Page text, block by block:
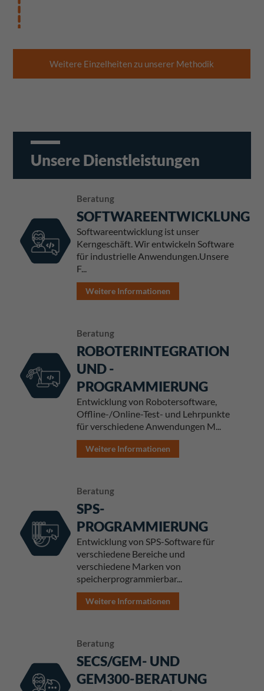
Weitere Einzelheiten zu unserer Methodik
Unsere Dienstleistungen
Beratung
SOFTWAREENTWICKLUNG
Softwareentwicklung ist unser
Kerngeschäft. Wir entwickeln Software
für industrielle Anwendungen.Unsere
F...
Weitere Informationen
Beratung
ROBOTERINTEGRATION
UND -
PROGRAMMIERUNG
Entwicklung von Robotersoftware,
Offline-/Online-Test- und Lehrpunkte
für verschiedene Anwendungen M...
Weitere Informationen
Beratung
SPS-
PROGRAMMIERUNG
Entwicklung von SPS-Software für
verschiedene Bereiche und
verschiedene Marken von
speicherprogrammierbar...
Weitere Informationen
Beratung
SECS/GEM- UND
GEM300-BERATUNG